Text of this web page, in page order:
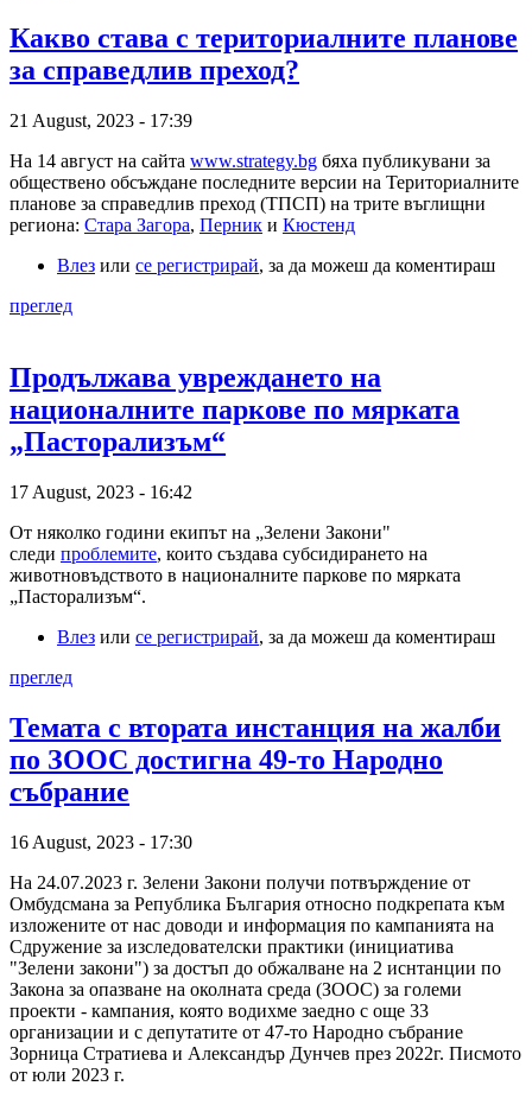
Какво става с териториалните планове
за справедлив преход?
21 August, 2023 - 17:39
На 14 август на сайта www.strategy.bg бяха публикувани за
обществено обсъждане последните версии на Териториалните
планове за справедлив преход (ТПСП) на трите въглищни
региона: Стара Загора, Перник и Кюстенд
Влез или се регистрирай, за да можеш да коментираш
преглед
Продължава увреждането на
националните паркове по мярката
„Пасторализъм“
17 August, 2023 - 16:42
От няколко години екипът на „Зелени Закони"
следи проблемите, които създава субсидирането на
животновъдството в националните паркове по мярката
„Пасторализъм“.
Влез или се регистрирай, за да можеш да коментираш
преглед
Темата с втората инстанция на жалби
по ЗООС достигна 49-то Народно
събрание
16 August, 2023 - 17:30
На 24.07.2023 г. Зелени Закони получи потвърждение от
Омбудсмана за Република България относно подкрепата към
изложените от нас доводи и информация по кампанията на
Сдружение за изследователски практики (инициатива
"Зелени закони") за достъп до обжалване на 2 иснтанции по
Закона за опазване на околната среда (ЗООС) за големи
проекти - кампания, която водихме заедно с още 33
организации и с депутатите от 47-то Народно събрание
Зорница Стратиева и Александър Дунчев през 2022г. Писмото
от юли 2023 г.